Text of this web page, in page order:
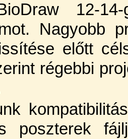
12-
Nagyobb
előtt
régebbi
poszterek